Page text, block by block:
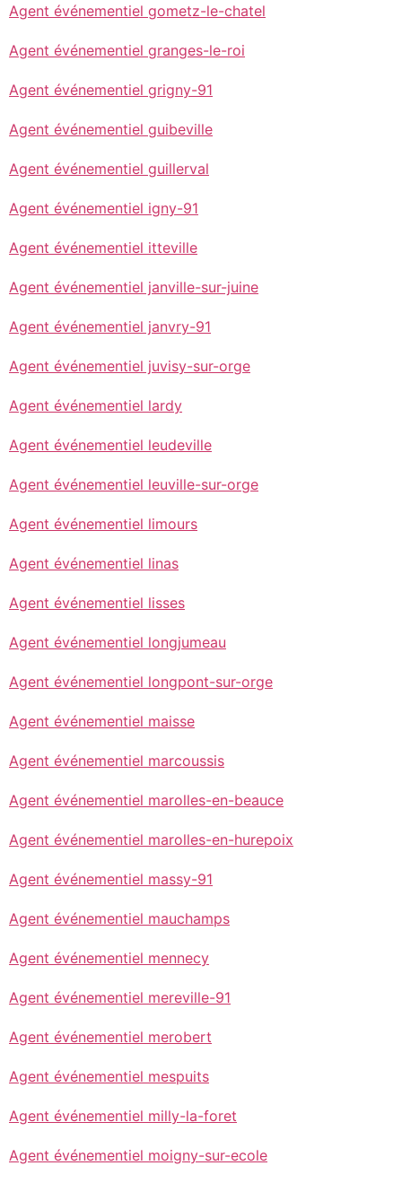
Agent événementiel gometz-le-chatel
Agent événementiel granges-le-roi
Agent événementiel grigny-91
Agent événementiel guibeville
Agent événementiel guillerval
Agent événementiel igny-91
Agent événementiel itteville
Agent événementiel janville-sur-juine
Agent événementiel janvry-91
Agent événementiel juvisy-sur-orge
Agent événementiel lardy
Agent événementiel leudeville
Agent événementiel leuville-sur-orge
Agent événementiel limours
Agent événementiel linas
Agent événementiel lisses
Agent événementiel longjumeau
Agent événementiel longpont-sur-orge
Agent événementiel maisse
Agent événementiel marcoussis
Agent événementiel marolles-en-beauce
Agent événementiel marolles-en-hurepoix
Agent événementiel massy-91
Agent événementiel mauchamps
Agent événementiel mennecy
Agent événementiel mereville-91
Agent événementiel merobert
Agent événementiel mespuits
Agent événementiel milly-la-foret
Agent événementiel moigny-sur-ecole